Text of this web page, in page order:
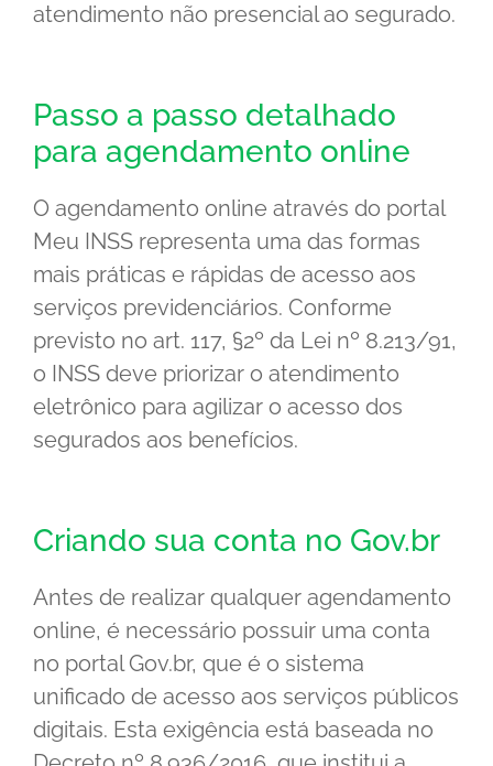
atendimento não presencial ao segurado.
Passo a passo detalhado
para agendamento online
O agendamento online através do portal
Meu INSS representa uma das formas
mais práticas e rápidas de acesso aos
serviços previdenciários. Conforme
previsto no art. 117, §2º da Lei nº 8.213/91,
o INSS deve priorizar o atendimento
eletrônico para agilizar o acesso dos
segurados aos benefícios.
Criando sua conta no Gov.br
Antes de realizar qualquer agendamento
online, é necessário possuir uma conta
no portal Gov.br, que é o sistema
unificado de acesso aos serviços públicos
digitais. Esta exigência está baseada no